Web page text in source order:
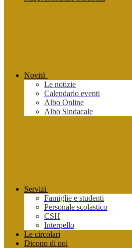
Novità
Le notizie
Calendario eventi
Albo Online
Albo Sindacale
Servizi
Famiglie e studenti
Personale scolastico
CSH
Interpello
Le circolari
Dicono di noi